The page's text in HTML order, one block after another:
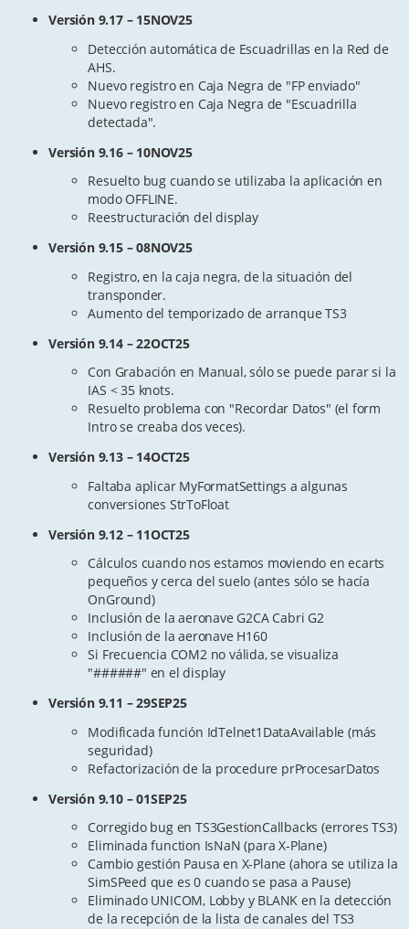
Versión 9.17 – 15NOV25
Detección automática de Escuadrillas en la Red de
AHS.
Nuevo registro en Caja Negra de "FP enviado"
Nuevo registro en Caja Negra de "Escuadrilla
detectada".
Versión 9.16 – 10NOV25
Resuelto bug cuando se utilizaba la aplicación en
modo OFFLINE.
Reestructuración del display
Versión 9.15 – 08NOV25
Registro, en la caja negra, de la situación del
transponder.
Aumento del temporizado de arranque TS3
Versión 9.14 – 22OCT25
Con Grabación en Manual, sólo se puede parar si la
IAS < 35 knots.
Resuelto problema con "Recordar Datos" (el form
Intro se creaba dos veces).
Versión 9.13 – 14OCT25
Faltaba aplicar MyFormatSettings a algunas
conversiones StrToFloat
Versión 9.12 – 11OCT25
Cálculos cuando nos estamos moviendo en ecarts
pequeños y cerca del suelo (antes sólo se hacía
OnGround)
Inclusión de la aeronave G2CA Cabri G2
Inclusión de la aeronave H160
Si Frecuencia COM2 no válida, se visualiza
"######" en el display
Versión 9.11 – 29SEP25
Modificada función IdTelnet1DataAvailable (más
seguridad)
Refactorización de la procedure prProcesarDatos
Versión 9.10 – 01SEP25
Corregido bug en TS3GestionCallbacks (errores TS3)
Eliminada function IsNaN (para X-Plane)
Cambio gestión Pausa en X-Plane (ahora se utiliza la
SimSPeed que es 0 cuando se pasa a Pause)
Eliminado UNICOM, Lobby y BLANK en la detección
de la recepción de la lista de canales del TS3